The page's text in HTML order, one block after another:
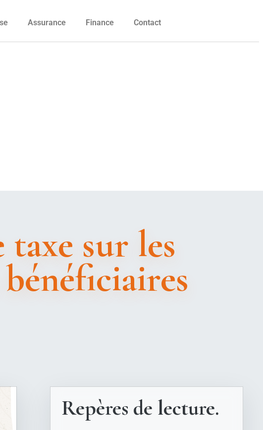
Assurance Finance Contact
sur les
Repères de lecture.